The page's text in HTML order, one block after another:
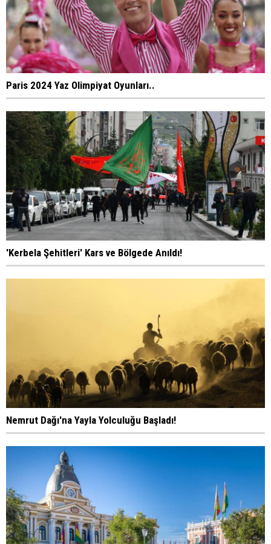
Paris 2024 Yaz Olimpiyat Oyunları..
'Kerbela Şehitleri' Kars ve Bölgede Anıldı!
Nemrut Dağı'na Yayla Yolculuğu Başladı!